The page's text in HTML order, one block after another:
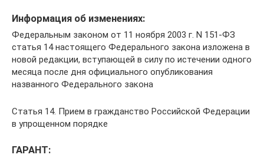
Информация об изменениях:
Федеральным законом от 11 ноября 2003 г. N 151-ФЗ
статья 14 настоящего Федерального закона изложена в
новой редакции, вступающей в силу по истечении одного
месяца после дня официального опубликования
названного Федерального закона
Статья 14. Прием в гражданство Российской Федерации
в упрощенном порядке
ГАРАНТ: